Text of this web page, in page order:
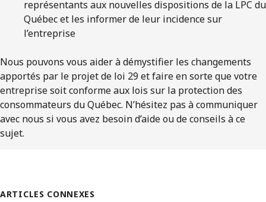
représentants aux nouvelles dispositions de la LPC du
Québec et les informer de leur incidence sur
l’entreprise
Nous pouvons vous aider à démystifier les changements
apportés par le projet de loi 29 et faire en sorte que votre
entreprise soit conforme aux lois sur la protection des
consommateurs du Québec. N’hésitez pas à communiquer
avec nous si vous avez besoin d’aide ou de conseils à ce
sujet.
ARTICLES CONNEXES